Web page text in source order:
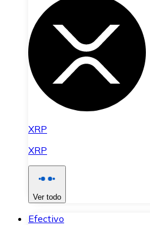
XRP
XRP
Ver todo
Efectivo